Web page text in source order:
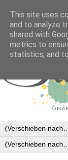
This site uses
and to analyze
shared with
metrics to
statistics, and